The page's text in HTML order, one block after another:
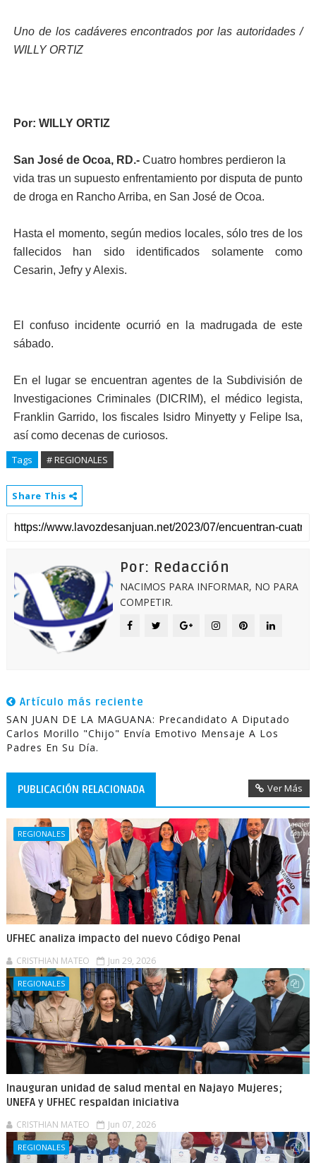
Uno de los cadáveres encontrados por las autoridades /
WILLY ORTIZ
Por: WILLY ORTIZ
San José de Ocoa, RD.- Cuatro hombres perdieron la
vida tras un supuesto enfrentamiento por disputa de punto
de droga en Rancho Arriba, en San José de Ocoa.
Hasta el momento, según medios locales, sólo tres de los
fallecidos han sido identificados solamente como
Cesarin, Jefry y Alexis.
El confuso incidente ocurrió en la madrugada de este
sábado.
En el lugar se encuentran agentes de la Subdivisión de
Investigaciones Criminales (DICRIM), el médico legista,
Franklin Garrido, los fiscales Isidro Minyetty y Felipe Isa,
así como decenas de curiosos.
Tags # REGIONALES
Share This
Por: Redacción
NACIMOS PARA INFORMAR, NO PARA
COMPETIR.
Artículo más reciente
SAN JUAN DE LA MAGUANA: Precandidato A Diputado
Carlos Morillo "Chijo" Envía Emotivo Mensaje A Los
Padres En Su Día.
PUBLICACIÓN RELACIONADA Ver Más
REGIONALES
UFHEC analiza impacto del nuevo Código Penal
CRISTHIAN MATEO Jun 29, 2026
REGIONALES
Inauguran unidad de salud mental en Najayo Mujeres;
UNEFA y UFHEC respaldan iniciativa
CRISTHIAN MATEO Jun 07, 2026
REGIONALES